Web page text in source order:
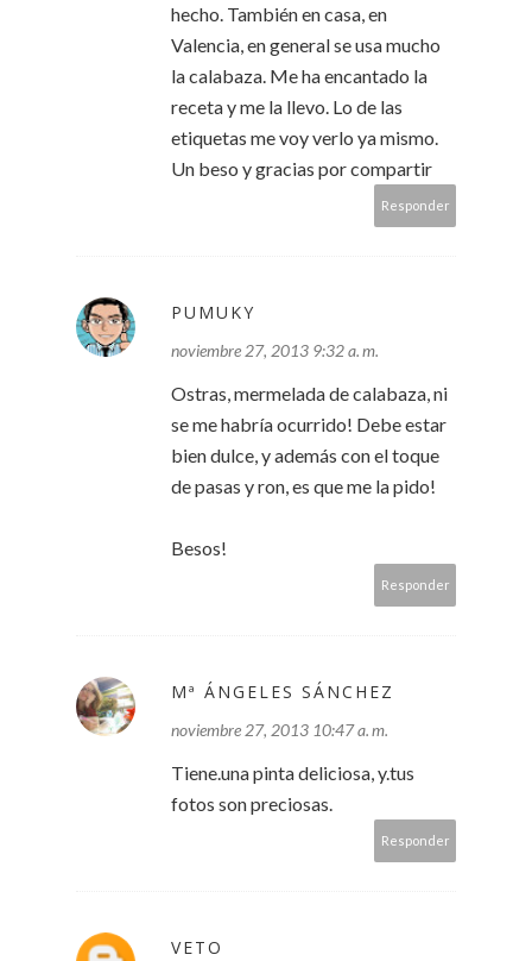
hecho. También en casa, en
Valencia, en general se usa mucho
la calabaza. Me ha encantado la
receta y me la llevo. Lo de las
etiquetas me voy verlo ya mismo.
Un beso y gracias por compartir
Responder
PUMUKY
noviembre 27, 2013 9:32 a. m.
Ostras, mermelada de calabaza, ni
se me habría ocurrido! Debe estar
bien dulce, y además con el toque
de pasas y ron, es que me la pido!
Besos!
Responder
Mª ÁNGELES SÁNCHEZ
noviembre 27, 2013 10:47 a. m.
Tiene.una pinta deliciosa, y.tus
fotos son preciosas.
Responder
VETO